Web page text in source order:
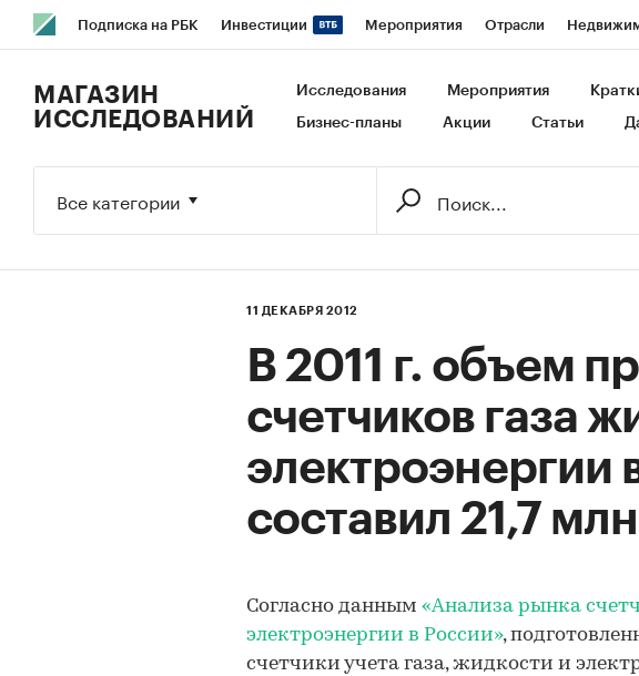
Подписка на РБК Инвестиции Мероприятия Отрасли
Исследования Кредитные рейтинги Франшизы Газета
МАГАЗИН
ИССЛЕДОВАНИЙ
Исследования Мероприятия
Бизнес-планы Акции Статьи
Все категории
11 ДЕКАБРЯ 2012
В 2011 г. объем
счетчиков газа
электроэнергии
составил 21,7
Согласно данным «Анализа рынка
электроэнергии в России»,
счетчики учета газа, жидкости и